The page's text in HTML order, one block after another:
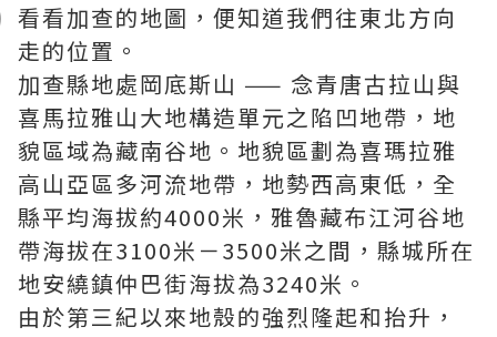
看看加查的地圖，便知道我們往東北方向
走的位置。
加查縣地處岡底斯山 —— 念青唐古拉山與
喜馬拉雅山大地構造單元之陷凹地帶，地
貌區域為藏南谷地。地貌區劃為喜瑪拉雅
高山亞區多河流地帶，地勢西高東低，全
縣平均海拔約4000米，雅魯藏布江河谷地
帶海拔在3100米－3500米之間，縣城所在
地安繞鎮仲巴街海拔為3240米。
由於第三紀以來地殼的強烈隆起和抬升，